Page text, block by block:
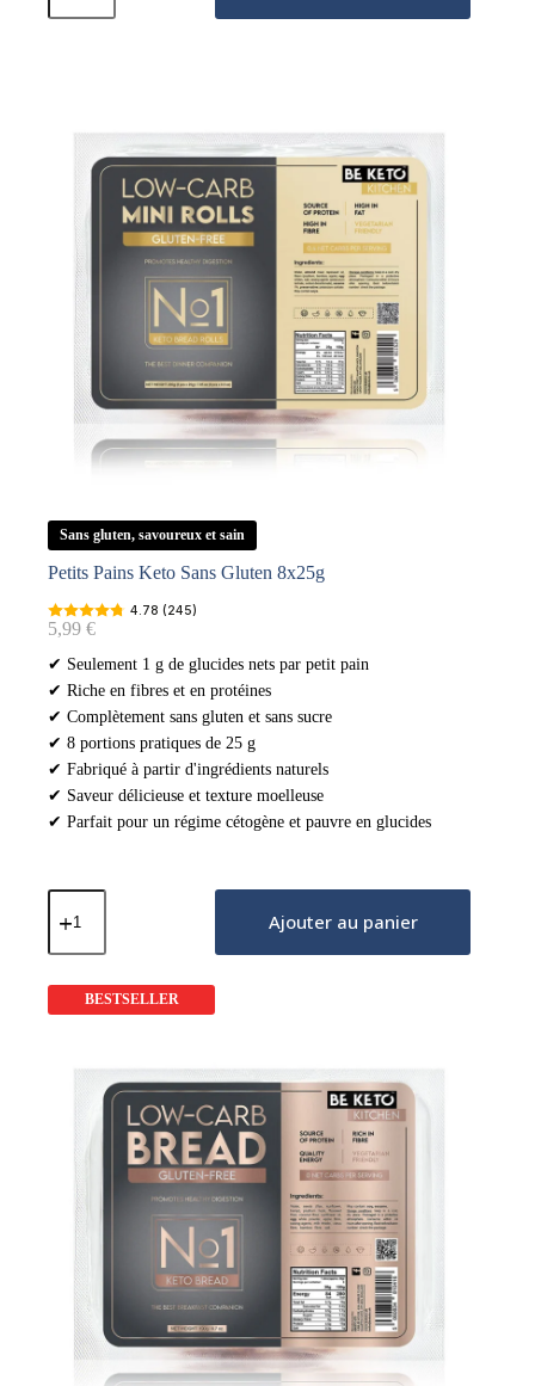
Pains
Sans gluten, savoureux et sain
Petits Pains Keto Sans Gluten 8x25g
4.78 (245)
5,99 €
✔ Seulement 1 g de glucides nets par petit pain
✔ Riche en fibres et en protéines
✔ Complètement sans gluten et sans sucre
✔ 8 portions pratiques de 25 g
✔ Fabriqué à partir d'ingrédients naturels
✔ Saveur délicieuse et texture moelleuse
✔ Parfait pour un régime cétogène et pauvre en glucides
quantité
de
Pains
Gluten
Ajouter au panier
BESTSELLER